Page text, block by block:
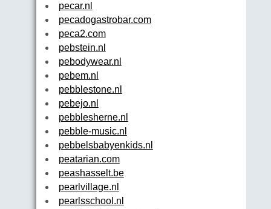
pecar.nl
pecadogastrobar.com
peca2.com
pebstein.nl
pebodywear.nl
pebem.nl
pebblestone.nl
pebejo.nl
pebblesherne.nl
pebble-music.nl
pebbelsbabyenkids.nl
peatarian.com
peashasselt.be
pearlvillage.nl
pearlsschool.nl